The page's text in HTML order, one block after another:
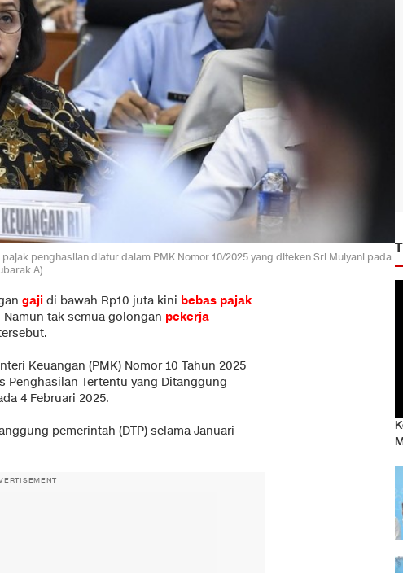
penghasilan diatur dalam PMK Nomor 10/2025 yang diteken Sri Mulyani pada
A)
gaji di bawah Rp10 juta kini bebas pajak
Namun tak semua golongan pekerja
Keuangan (PMK) Nomor 10 Tahun 2025
Penghasilan Tertentu yang Ditanggung
4 Februari 2025.
pemerintah (DTP) selama Januari